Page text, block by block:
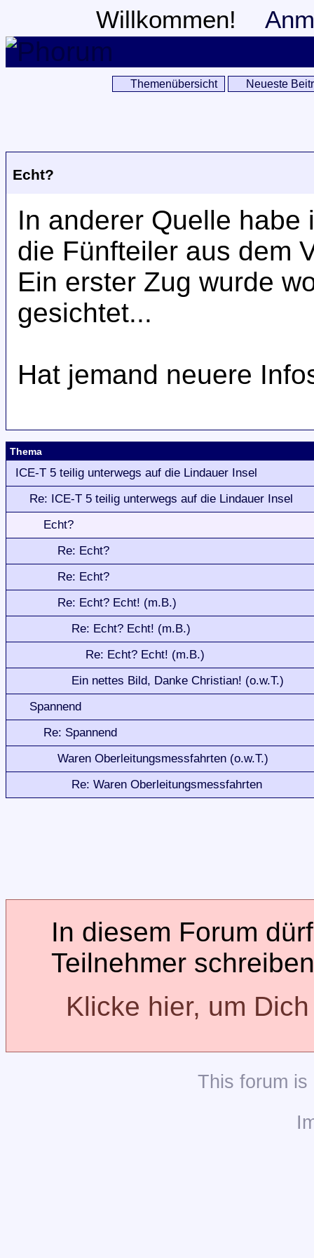
Willkommen!
Themenübersicht Neueste
Echt?
In anderer Quelle
die Fünfteiler aus dem
Ein erster Zug wurde
gesichtet...
Hat jemand neuere
Thema
ICE-T 5 teilig unterwegs auf die Lindauer Insel
Re: ICE-T 5 teilig unterwegs auf die Lindauer Insel
Echt?
Re: Echt?
Re: Echt?
Re: Echt? Echt! (m.B.)
Re: Echt? Echt! (m.B.)
Re: Echt? Echt! (m.B.)
Ein nettes Bild, Danke Christian! (o.w.T.)
Spannend
Re: Spannend
Waren Oberleitungsmessfahrten (o.w.T.)
Re: Waren Oberleitungsmessfahrten
In diesem Forum
Teilnehmer
Klicke hier, um
This forum is